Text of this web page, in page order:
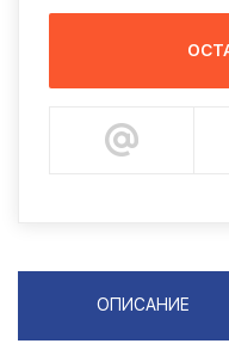
ОПИСАНИЕ